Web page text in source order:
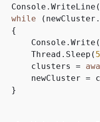
Console.WriteLine(
while
{
Console.Write(
Thread.Sleep(
clusters =
newCluster =
}